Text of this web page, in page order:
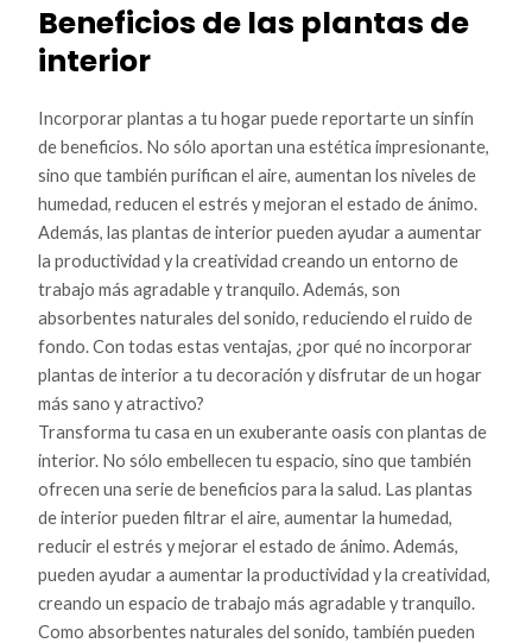
Beneficios de las plantas de
interior
Incorporar plantas a tu hogar puede reportarte un sinfín
de beneficios. No sólo aportan una estética impresionante,
sino que también purifican el aire, aumentan los niveles de
humedad, reducen el estrés y mejoran el estado de ánimo.
Además, las plantas de interior pueden ayudar a aumentar
la productividad y la creatividad creando un entorno de
trabajo más agradable y tranquilo. Además, son
absorbentes naturales del sonido, reduciendo el ruido de
fondo. Con todas estas ventajas, ¿por qué no incorporar
plantas de interior a tu decoración y disfrutar de un hogar
más sano y atractivo?
Transforma tu casa en un exuberante oasis con plantas de
interior. No sólo embellecen tu espacio, sino que también
ofrecen una serie de beneficios para la salud. Las plantas
de interior pueden filtrar el aire, aumentar la humedad,
reducir el estrés y mejorar el estado de ánimo. Además,
pueden ayudar a aumentar la productividad y la creatividad,
creando un espacio de trabajo más agradable y tranquilo.
Como absorbentes naturales del sonido, también pueden